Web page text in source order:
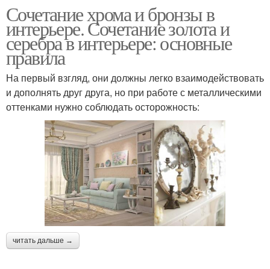
Сочетание хрома и бронзы в
интерьере. Сочетание золота и
серебра в интерьере: основные
правила
На первый взгляд, они должны легко взаимодействовать
и дополнять друг друга, но при работе с металлическими
оттенками нужно соблюдать осторожность:
читать дальше →